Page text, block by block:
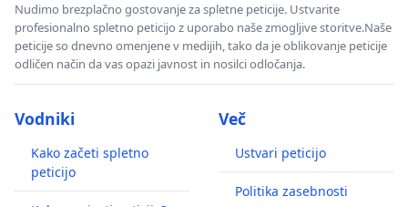
Nudimo brezplačno gostovanje za spletne peticije. Ustvarite
profesionalno spletno peticijo z uporabo naše zmogljive storitve.Naše
peticije so dnevno omenjene v medijih, tako da je oblikovanje peticije
odličen način da vas opazi javnost in nosilci odločanja.
Vodniki
Kako začeti spletno
peticijo
Več
Ustvari peticijo
Politika zasebnosti